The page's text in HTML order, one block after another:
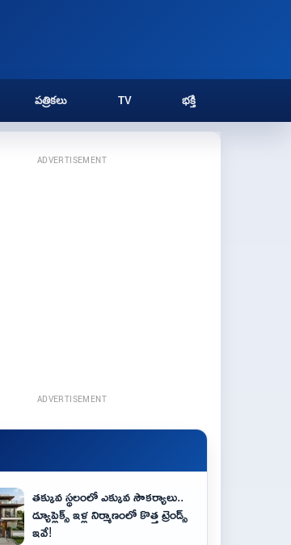
పత్రికలు TV భక్తి
ADVERTISEMENT
ADVERTISEMENT
తక్కువ స్థలంలో ఎక్కువ సౌకర్యాలు..
డ్యూప్లెక్స్ ఇళ్ల నిర్మాణంలో కొత్త ట్రెండ్స్
ఇవే!